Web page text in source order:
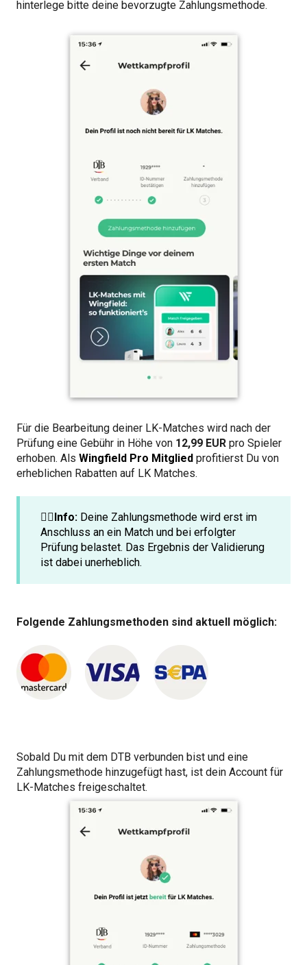
hinterlege bitte deine bevorzugte Zahlungsmethode.
Für die Bearbeitung deiner LK-Matches wird nach der
Prüfung eine Gebühr in Höhe von 12,99 EUR pro Spieler
erhoben. Als Wingfield Pro Mitglied profitierst Du von
erheblichen Rabatten auf LK Matches.
☝🏼Info: Deine Zahlungsmethode wird erst im
Anschluss an ein Match und bei erfolgter
Prüfung belastet. Das Ergebnis der Validierung
ist dabei unerheblich.
Folgende Zahlungsmethoden sind aktuell möglich:
Sobald Du mit dem DTB verbunden bist und eine
Zahlungsmethode hinzugefügt hast, ist dein Account für
LK-Matches freigeschaltet.